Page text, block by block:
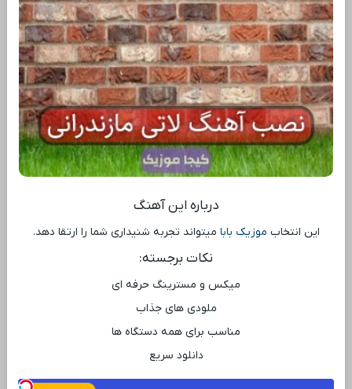
درباره این آهنگ
این انتخاب موزیک بابا میتواند تجربه شنیداری شما را ارتقا دهد.
نکات برجسته:
میکس و مسترینگ حرفه ‌ای
ملودی ‌های جذاب
مناسب برای همه دستگاه ‌ها
دانلود سریع